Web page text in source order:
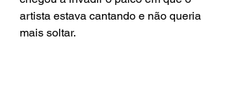
artista estava cantando e não queria
mais soltar.